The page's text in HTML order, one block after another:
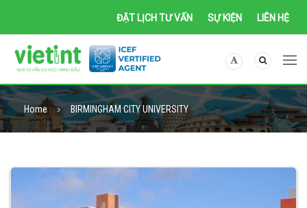
ĐẶT LỊCH TƯ VẤN SỰ KIỆN LIÊN HỆ
Home BIRMINGHAM CITY UNIVERSITY